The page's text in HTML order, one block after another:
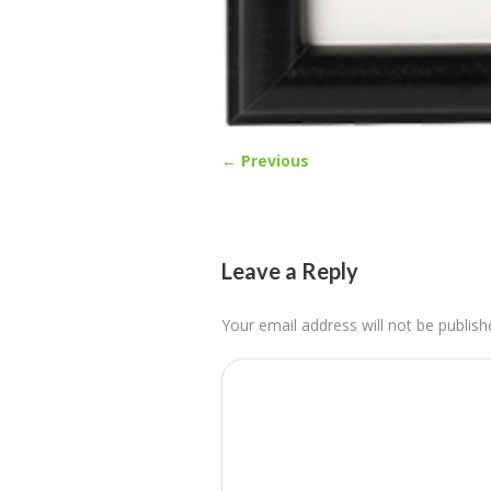
← Previous
Leave a Reply
Your email address will not be